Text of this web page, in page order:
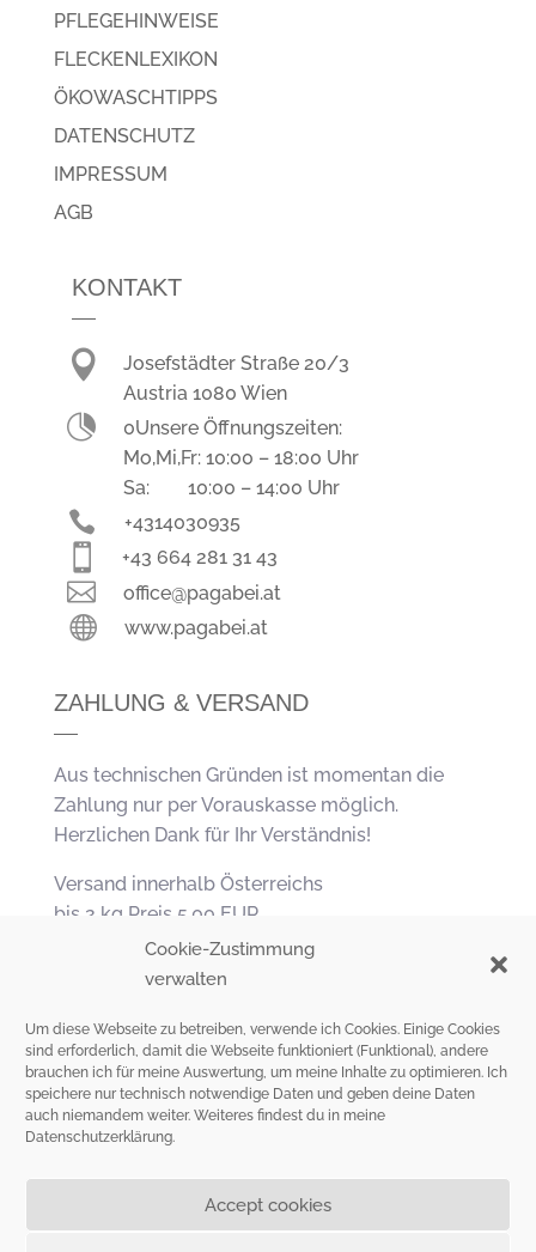
Cookie-Zustimmung
verwalten
Um diese Webseite zu betreiben, verwende ich Cookies. Einige Cookies
sind erforderlich, damit die Webseite funktioniert (Funktional), andere
brauchen ich für meine Auswertung, um meine Inhalte zu optimieren. Ich
speichere nur technisch notwendige Daten und geben deine Daten
auch niemandem weiter. Weiteres findest du in meine
Datenschutzerklärung.
Accept cookies
PFLEGEHINWEISE
FLECKENLEXIKON
ÖKOWASCHTIPPS
DATENSCHUTZ
IMPRESSUM
AGB
KONTAKT

Josefstädter Straße 20/3
Austria 1080 Wien

0Unsere Öffnungszeiten:
Mo,Mi,Fr: 10:00 – 18:00 Uhr
Sa: 10:00 – 14:00 Uhr
 +4314030935
 +43 664 281 31 43
 office@pagabei.at
 www.pagabei.at
ZAHLUNG & VERSAND
Aus technischen Gründen ist momentan die
Zahlung nur per Vorauskasse möglich.
Herzlichen Dank für Ihr Verständnis!
Versand innerhalb Österreichs
bis 2 kg Preis 5,00 EUR
Versand in andere EU Länder
bis 1 kg Preis: 9,00 EUR.
Copyright © 2026 PAGABEI E.U. ORGANIC COTTON FOR KIDS